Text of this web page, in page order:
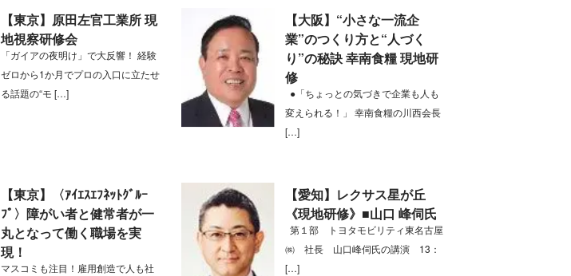
【東京】原田左官工業所 現
地視察研修会
「ガイアの夜明け」で大反響！ 経験
ゼロから1か月でプロの入口に立たせ
る話題の“モ […]
【大阪】“小さな一流企
業”のつくり方と“人づく
り”の秘訣 幸南食糧 現地研
修
●「ちょっとの気づきで企業も人も
変えられる！」 幸南食糧の川西会長
[…]
【東京】〈ｱｲｴｽｴﾌﾈｯﾄｸﾞﾙｰ
ﾌﾟ〉障がい者と健常者が一
丸となって働く職場を実
現！
マスコミも注目！雇用創造で人も社
【愛知】レクサス星が丘
《現地研修》■山口 峰伺氏
第１部 トヨタモビリティ東名古屋
㈱ 社長 山口峰伺氏の講演 13：
[…]